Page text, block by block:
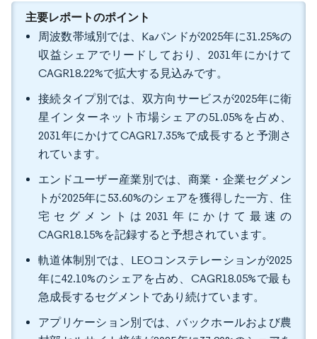
主要レポートのポイント
周波数帯域別では、Kaバンドが2025年に31.25%の
収益シェアでリードしており、2031年にかけて
CAGR18.22%で拡大する見込みです。
接続タイプ別では、双方向サービスが2025年に衛
星インターネット市場シェアの51.05%を占め、
2031年にかけてCAGR17.35%で成長すると予測さ
れています。
エンドユーザー産業別では、商業・企業セグメン
トが2025年に53.60%のシェアを獲得した一方、住
宅セグメントは2031年にかけて最速の
CAGR18.15%を記録すると予想されています。
軌道体制別では、LEOコンステレーションが2025
年に42.10%のシェアを占め、CAGR18.05%で最も
急成長するセグメントであり続けています。
アプリケーション別では、バックホールおよび農